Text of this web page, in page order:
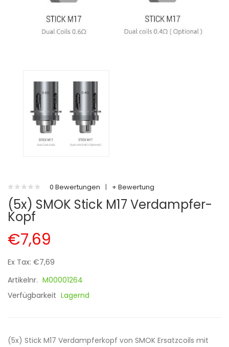
0 Bewertungen | + Bewertung
(5x) SMOK Stick M17 Verdampfer-
Kopf
€7,69
Ex Tax: €7,69
Artikelnr. M00001264
Verfügbarkeit Lagernd
(5x) Stick M17 Verdampferkopf von SMOK Ersatzcoils mit